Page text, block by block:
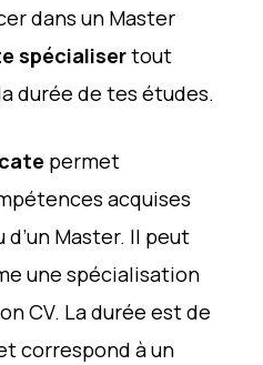
dans un Master
spécialisertout
durée de tes études.
permet
acquises
d’un Master. Il peut
une spécialisation
CV. La durée est de
correspond à un